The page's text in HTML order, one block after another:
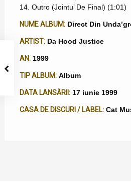
14. Outro (Jointu’ De Final) (1:01)
NUME ALBUM: Direct Din
ARTIST: Da Hood Justice
AN: 1999
TIP ALBUM: Album
DATA LANSĂRII: 17 iunie 1999
CASA DE DISCURI / LABEL: Cat